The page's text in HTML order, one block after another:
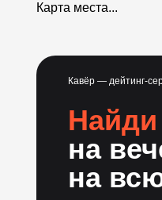
Карта места...
Кавёр — дейтинг-
на
на